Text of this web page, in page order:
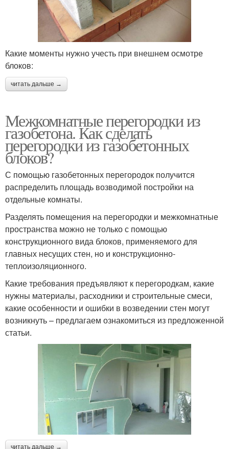
Какие моменты нужно учесть при внешнем осмотре
блоков:
читать дальше →
Межкомнатные перегородки из
газобетона. Как сделать
перегородки из газобетонных
блоков?
С помощью газобетонных перегородок получится
распределить площадь возводимой постройки на
отдельные комнаты.
Разделять помещения на перегородки и межкомнатные
пространства можно не только с помощью
конструкционного вида блоков, применяемого для
главных несущих стен, но и конструкционно-
теплоизоляционного.
Какие требования предъявляют к перегородкам, какие
нужны материалы, расходники и строительные смеси,
какие особенности и ошибки в возведении стен могут
возникнуть – предлагаем ознакомиться из предложенной
статьи.
читать дальше →